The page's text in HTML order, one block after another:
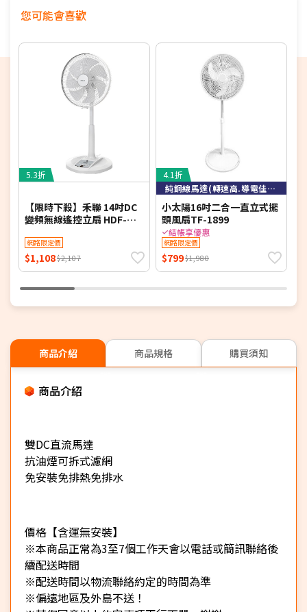
★商品如外箱有破損，請勿簽收。請立即反映平台，
以免責任釐清無法確實。
★為保障雙方，請自行開箱錄影，避免商品毀損、破
片爭議
★電視如需加購到府安裝服務，請備注在訂單中，收
到訂單後將依不同尺寸另外報價，安裝費用將現場收
※如商品標題掛有【預購】字樣，都將依照預購日
再另外發送簡訊通知。
若您同意以上約定事項再行下單，謝謝。
您可能會喜歡
5.3折
【限時下殺】禾聯 14吋DC
變頻無線遙控立扇 HDF-
14AH770/HDF-14AH780)
網路限定價
$1,108$2,107
4.1折
純銅線馬達(轉速高.導電佳.散熱快)
小太陽16吋二合一直立式擺
頭風扇TF-1899
結帳享優惠
網路限定價
$799$1,980
商品介紹 商品規格 購買須知
商品介紹
雙DC直流馬達
抗油煙可拆式濾網
免安裝免排熱免排水
價格【含運無安裝】
※本商品正常為3至7個工作天會以電話或簡訊聯絡後
續配送時間
※配送時間以物流聯絡約定的時間為準
※偏遠地區及外島不送！